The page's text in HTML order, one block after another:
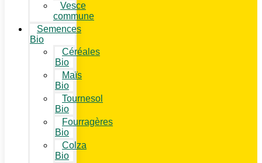
Vesce
commune
Semences
Bio
Céréales
Bio
Maïs
Bio
Tournesol
Bio
Fourragères
Bio
Colza
Bio